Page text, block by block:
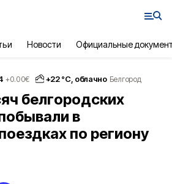
Новости Официальные
+0.00€ +22°С, облачно Белгород
белгородских
в
по региону